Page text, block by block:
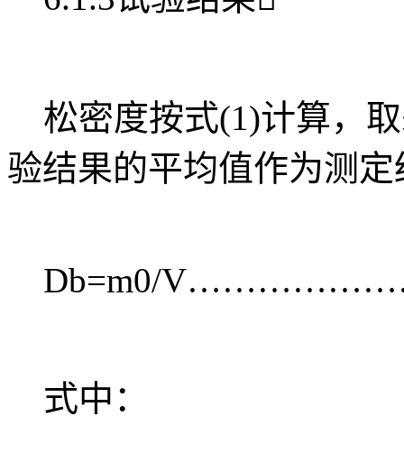
松密度按式(1)计算，
验结果的平均值作为测定
Db=m0/
式中：